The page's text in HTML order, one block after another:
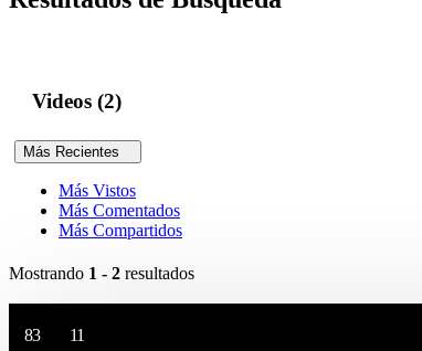
Videos (2)
Más Recientes
Más Vistos
Más Comentados
Más Compartidos
Mostrando 1 - 2 resultados
83 11